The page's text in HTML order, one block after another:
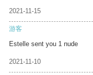
2021-11-15
游客
Estelle sent you 1 nude
2021-11-10